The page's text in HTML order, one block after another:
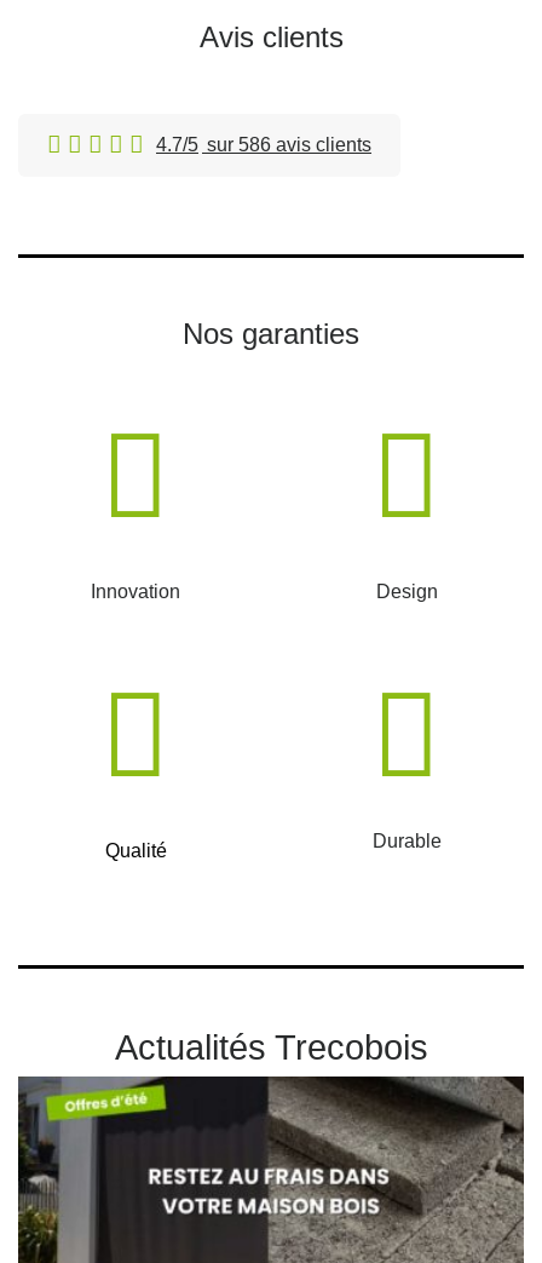
Avis clients
4.7/5 sur 586 avis clients
Nos garanties
Innovation Design
Qualité Durable
Actualités Trecobois